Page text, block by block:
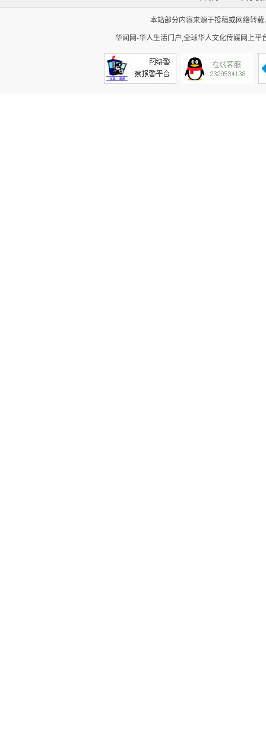
本站部分内容来源于投稿或网络转
华闻网-华人生活门户,全球华人文化传媒网上